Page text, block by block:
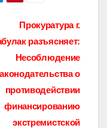
Прокуратура г.
разъясняет:
Несоблюдение
о
противодействии
финансированию
экстремистской